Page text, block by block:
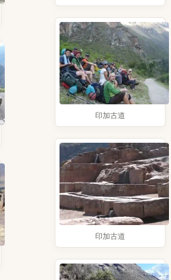
印加古道
印加古道